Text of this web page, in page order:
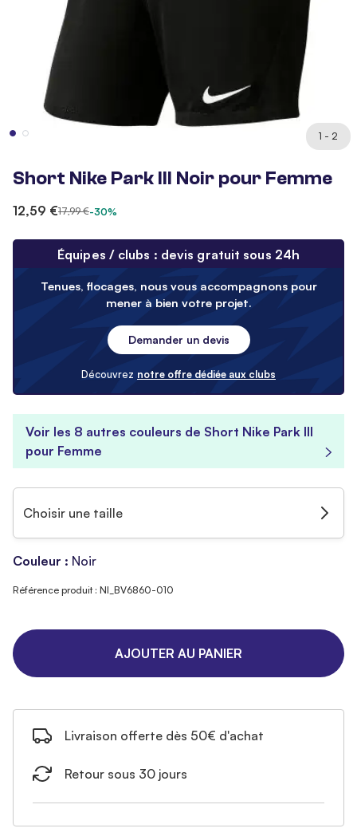
1 - 2
Short Nike Park III Noir pour Femme
12,59 €17,99 €-30%
Équipes / clubs : devis gratuit sous 24h
Tenues, flocages, nous vous accompagnons pour
mener à bien votre projet.
Demander un devis
Découvrez notre offre dédiée aux clubs
Voir les 8 autres couleurs de Short Nike Park III
pour Femme
Choisir une taille
Couleur : Noir
Référence produit : NI_BV6860-010
AJOUTER AU PANIER
Livraison offerte dès 50€ d'achat
Retour sous 30 jours